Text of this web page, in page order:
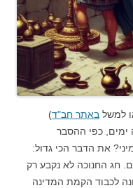
למשל באתר חב"ד)
כפי ההסבר
את הדבר הכי גדול:
חג החנוכה לא נקבע רק
לכבוד הקמת המדינה